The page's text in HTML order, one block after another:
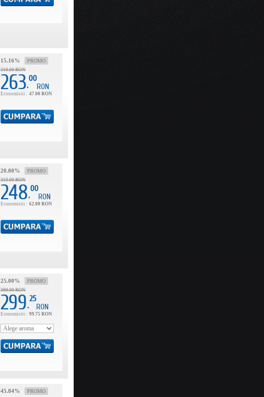
15.16% PROMO
310.00 RON
263.
00
RON
Economisiti : 47.00 RON
20.00% PROMO
310.00 RON
248.
00
RON
Economisiti : 62.00 RON
25.00% PROMO
399.00 RON
299.
25
RON
Economisiti : 99.75 RON
45.84% PROMO